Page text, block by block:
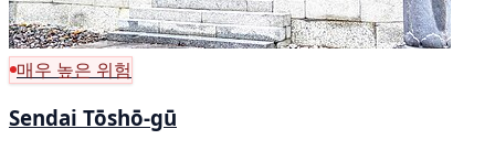
매우 높은 위험
Sendai Tōshō-gū